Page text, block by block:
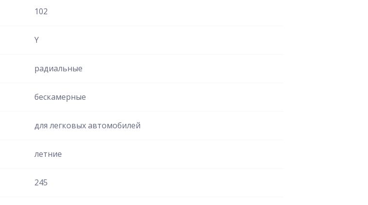
102
Y
радиальные
бескамерные
для легковых автомобилей
летние
245